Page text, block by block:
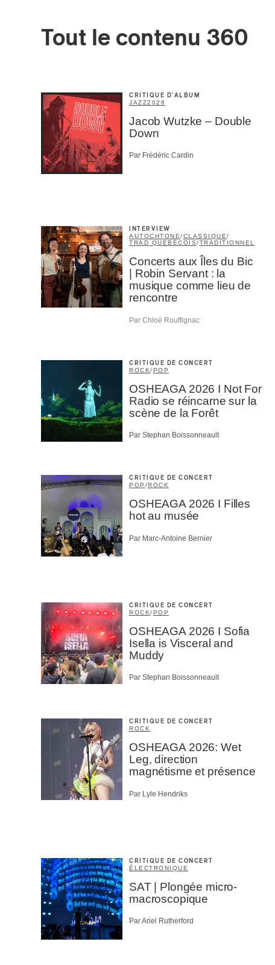
Tout le contenu 360
CRITIQUE D'ALBUM
JAZZ2026
Jacob Wutzke – Double
Down
Par Frédéric Cardin
INTERVIEW
AUTOCHTONE/CLASSIQUE/
TRAD QUÉBÉCOIS/TRADITIONNEL
Concerts aux Îles du Bic
| Robin Servant : la
musique comme lieu de
rencontre
Par Chloé Rouffignac
CRITIQUE DE CONCERT
ROCK/POP
OSHEAGA 2026 I Not For
Radio se réincarne sur la
scène de la Forêt
Par Stephan Boissonneault
CRITIQUE DE CONCERT
POP /ROCK
OSHEAGA 2026 I Filles
hot au musée
Par Marc-Antoine Bernier
CRITIQUE DE CONCERT
ROCK/POP
OSHEAGA 2026 I Sofia
Isella is Visceral and
Muddy
Par Stephan Boissonneault
CRITIQUE DE CONCERT
ROCK
OSHEAGA 2026: Wet
Leg, direction
magnétisme et présence
Par Lyle Hendriks
CRITIQUE DE CONCERT
ÉLECTRONIQUE
SAT | Plongée micro-
macroscopique
Par Ariel Rutherford